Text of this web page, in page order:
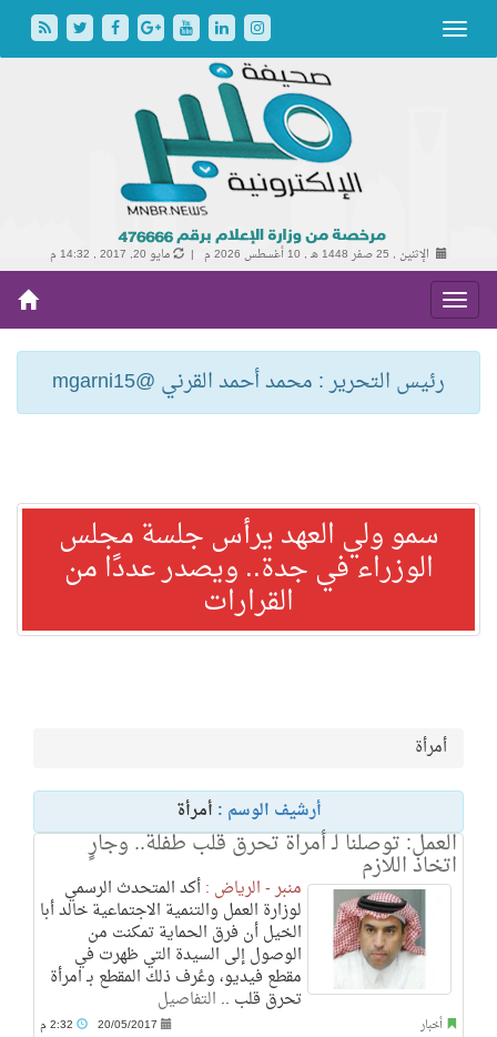
الإثنين , 25 صفر 1448 هـ , 10 أغسطس 2026 م | مايو 20, 2017 , 14:32 م
رئيس التحرير : محمد أحمد القرني @mgarni15
سمو ولي العهد يرأس جلسة مجلس
الوزراء في جدة.. ويصدر عددًا من
القرارات
أمرأة
أرشيف الوسم : أمرأة
العمل: توصلنا لـ أمراة تحرق قلب طفلة.. وجارٍ
اتخاذ اللازم
منبر - الرياض :أكد المتحدث الرسمي
لوزارة العمل والتنمية الاجتماعية خالد أبا
الخيل أن فرق الحماية تمكنت من
الوصول إلى السيدة التي ظهرت في
مقطع فيديو، وعُرف ذلك المقطع بـ امرأة
تحرق قلب .. التفاصيل
أخبار 20/05/2017